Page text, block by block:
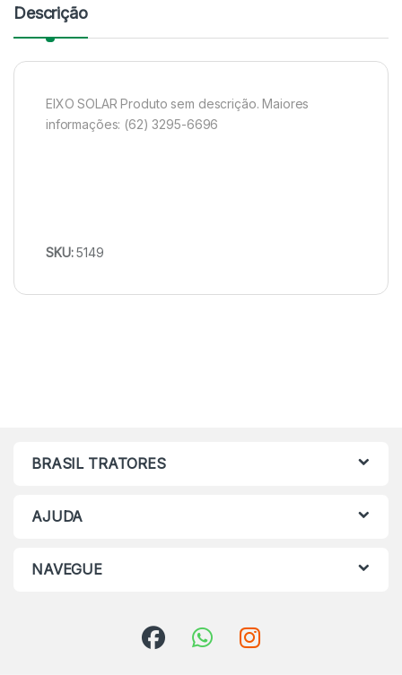
Descrição
EIXO SOLAR Produto sem descrição. Maiores
informações: (62) 3295-6696
SKU:5149
BRASIL TRATORES
AJUDA
NAVEGUE